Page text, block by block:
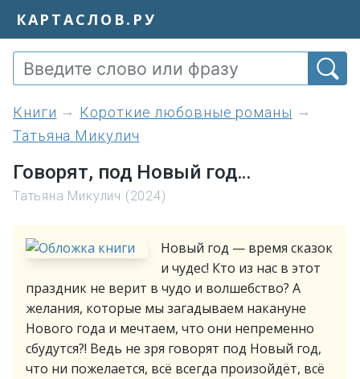
КАРТАСЛОВ.РУ
книги
Короткие любовные романы
Татьяна Микулич
Говорят, под Новый год…
Татьяна Микулич (2024)
Новый год — время сказок
и чудес! Кто из нас в этот
праздник не верит в чудо и волшебство? А
желания, которые мы загадываем накануне
Нового года и мечтаем, что они непременно
сбудутся?! Ведь не зря говорят под Новый год,
что ни пожелается, всё всегда произойдёт, всё